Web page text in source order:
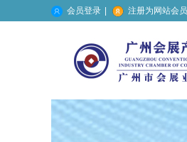
会员登录 注册为网站会员